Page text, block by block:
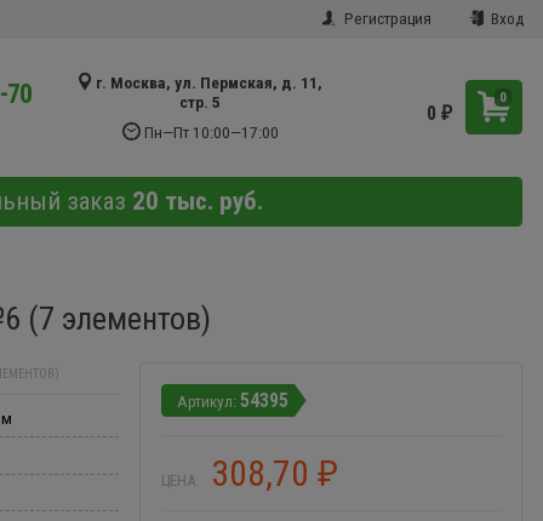
Регистрация Вход
70
г. Москва, ул. Пермская, д. 11,
стр. 5
Пн—Пт 10:00—17:00
0
0₽
заказ 20 тыс. руб.
(7 элементов)
54395
ЦЕНА: 308,70₽